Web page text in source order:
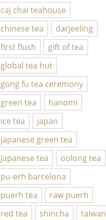
caj chai teahouse
chinese tea
darjeeling
first flush
gift of tea
global tea hut
gong fu tea ceremony
green tea
hanomi
ice tea
japan
japanese green tea
Japanese tea
oolong tea
pu-erh barcelona
puerh tea
raw puerh
red tea
shincha
taiwan